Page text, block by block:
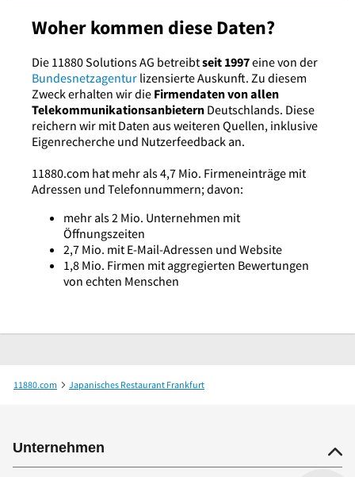
Woher kommen diese Daten?
Die 11880 Solutions AG betreibtseit 1997eine von der
Bundesnetzagentur lizensierte Auskunft. Zu diesem
Zweck erhalten wir die Firmendaten von allen
Telekommunikationsanbietern Deutschlands. Diese
reichern wir mit Daten aus weiteren Quellen, inklusive
Eigenrecherche und Nutzerfeedback an.
11880.com hat mehr als 4,7 Mio. Firmeneinträge mit
Adressen und Telefonnummern; davon:
mehr als 2 Mio. Unternehmen mit
Öffnungszeiten
2,7 Mio. mit E-Mail-Adressen und Website
1,8 Mio. Firmen mit aggregierten Bewertungen
von echten Menschen
11880.com
Japanisches Restaurant Frankfurt
Unternehmen